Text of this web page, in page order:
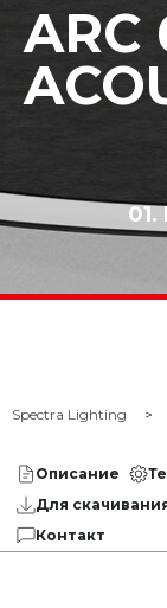
ARC
01.
Spectra Lighting
Описание
Для
Контакт